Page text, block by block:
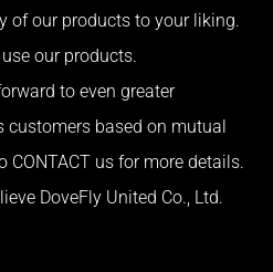
of our products to your liking.
our products.
to even greater
based on mutual
CONTACT us for more details.
DoveFly United Co., Ltd.